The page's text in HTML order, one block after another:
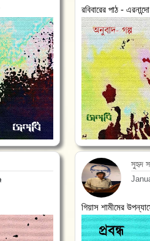
রবিবারের পাঠ
সুহৃদ
গিয়াস শামীমের